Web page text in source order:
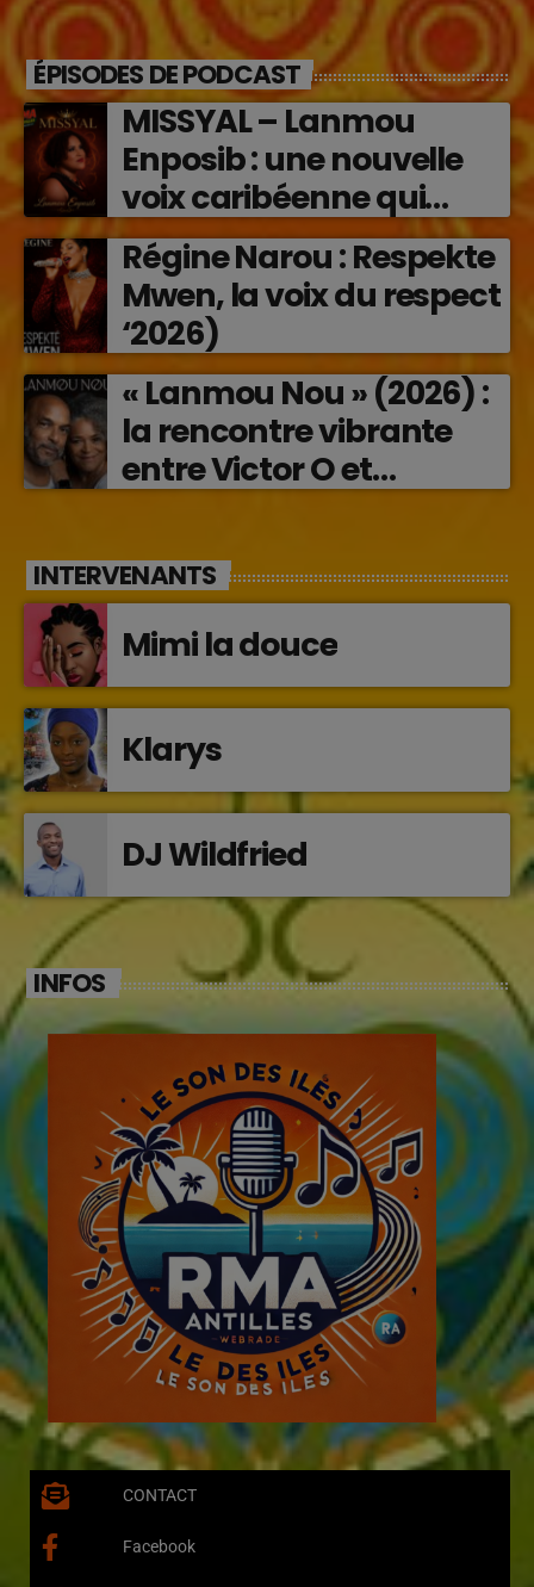
ÉPISODES DE PODCAST
MISSYAL – Lanmou
Enposib : une nouvelle
voix caribéenne qui
transforme les émotions
en musique (2026)
Régine Narou : Respekte
Mwen, la voix du respect
‘2026)
« Lanmou Nou » (2026) :
la rencontre vibrante
entre Victor O et
INTERVENANTS
Mimi la douce
Klarys
DJ Wildfried
INFOS
CONTACT
Facebook